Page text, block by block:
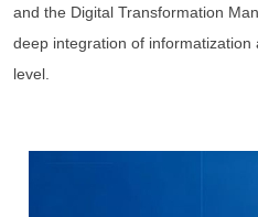
and the Digital Transformation
deep integration of
level.